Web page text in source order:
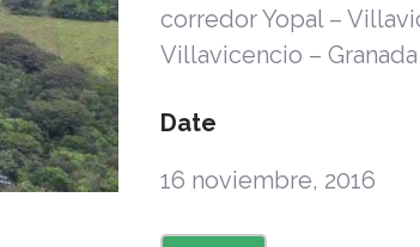
corredor Yopal –
Villavicencio – Granada
Date
16 noviembre, 2016